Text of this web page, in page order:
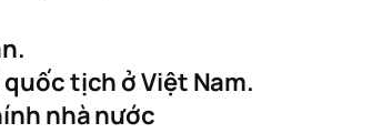
tịch ở Việt Nam.
nhà nước